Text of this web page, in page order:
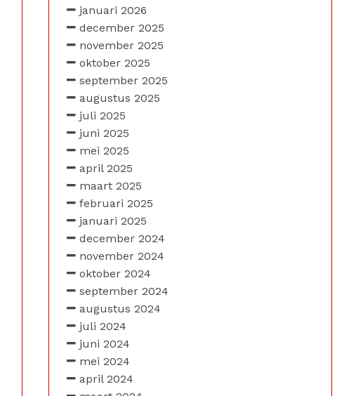
januari 2026
december 2025
november 2025
oktober 2025
september 2025
augustus 2025
juli 2025
juni 2025
mei 2025
april 2025
maart 2025
februari 2025
januari 2025
december 2024
november 2024
oktober 2024
september 2024
augustus 2024
juli 2024
juni 2024
mei 2024
april 2024